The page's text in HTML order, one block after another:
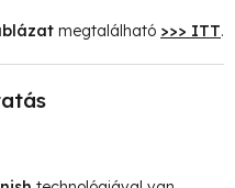
megtalálható >>> ITT.